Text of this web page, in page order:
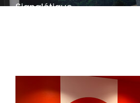
Signalétique